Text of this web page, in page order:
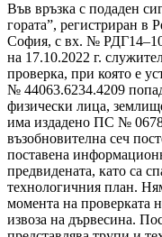
Във връзка с подаден
гората”, регистриран в
София, с вх. №
на 17.10.2022 г.
проверка, при която е
№ 44063.6234.4209
физически лица,
има издадено ПС №
възобновителна сеч
поставена
предвидената, като са
технологичния план.
момента на проверката
извоза на дървесина.